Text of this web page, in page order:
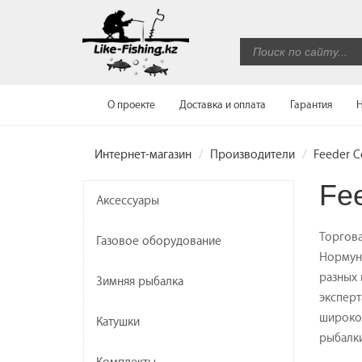
О проекте Доставка и оплата Гарантия
Интернет-магазин Производители Feeder
Аксессуары
Газовое оборудование
Зимняя рыбалка
Катушки
разных